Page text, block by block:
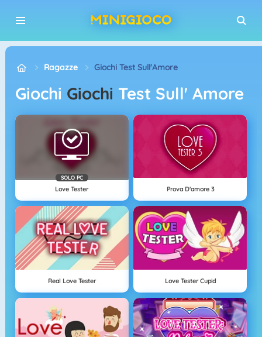
Ragazze Giochi Test Sull'Amore
Giochi Giochi Test Sull' Amore
SOLO PC
Love Tester Prova D'amore 3
Real Love Tester Love Tester Cupid